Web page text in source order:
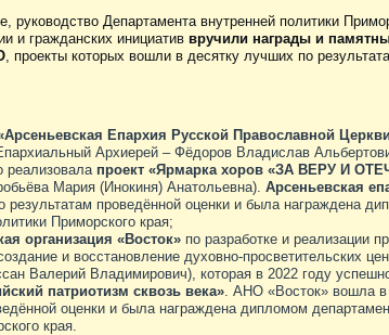
руководство Департамента внутренней политики
и гражданских инициатив вручили награды и
, проекты которых вошли в десятку лучших по
Епархия Русской Православной Церкви
Архиерей – Фёдоров Владислав
реализовала проект «Ярмарка хоров «ЗА ВЕРУ И
Мария (Инокиня) Анатольевна). Арсеньевская
результатам проведённой оценки и была награждена
Приморского края;
организация «Восток» по разработке и реализации
и восстановление духовно-просветительских
Валерий Владимирович), которая в 2022 году
патриотизм сквозь века». АНО «Восток» вошла в
оценки и была награждена дипломом
края.